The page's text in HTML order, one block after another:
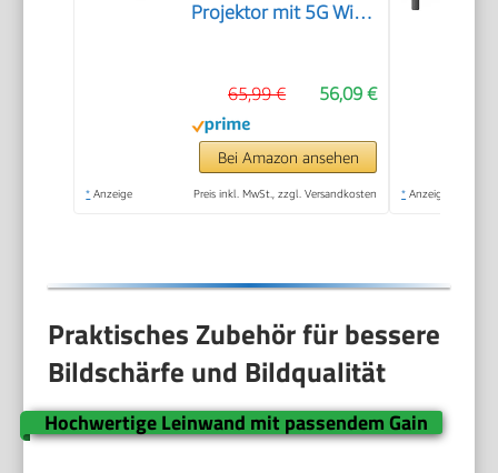
Projektor mit 5G WiFi
Automatische
Trapezialkorrektur
180 ° Drehung für
HDMI/Tv
56,09 €
65,99 €
Bei Amazon ansehen
* Anzeige Preis inkl. MwSt., zzgl. Versandkosten * Anzeige
Praktisches Zubehör für bessere
Bildschärfe und Bildqualität
Hochwertige Leinwand mit passendemGain